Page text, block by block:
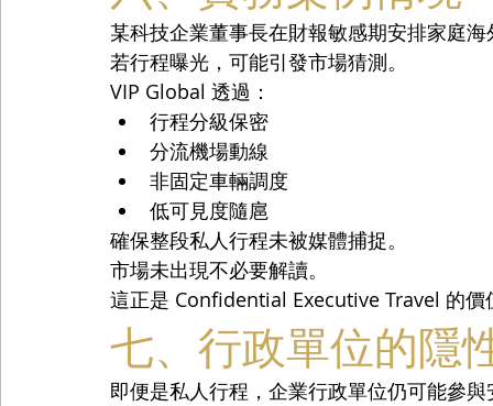
某科技企業董事長在財報敏感期安排家庭海
若行程曝光，可能引發市場猜測。
VIP Global 透過：
行程分級保密
分流機場動線
非固定車輛調度
低可見度隨扈
確保整段私人行程未被媒體捕捉。
市場未出現不必要解讀。
這正是 Confidential Executive Travel 的價
七、行政單位的隱
即便是私人行程，企業行政單位仍可能參與